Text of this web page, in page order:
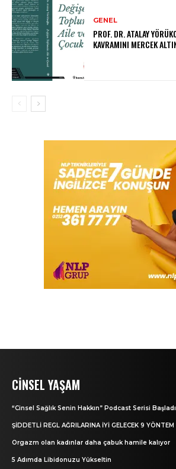
CINSEL YAŞAM
“Cinsel Sağlık Senin Hakkın” Podcast Serisi Başladı
ŞİDDETLİ REGL AĞRILARINA İYİ GELECEK 9 YÖNTEM
Orgazm olan kadınlar daha çabuk hamile kalıyor
5 Adımda Libidonuzu Yükseltin